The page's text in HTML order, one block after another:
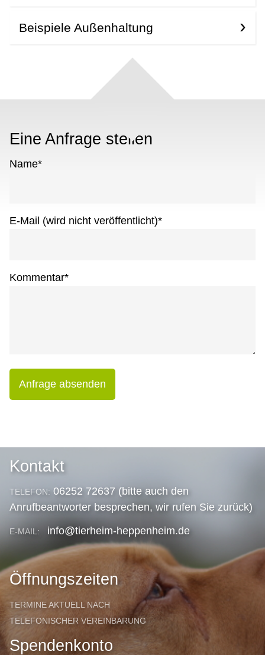
Beispiele Außenhaltung
Eine Anfrage stellen
Name*
E-Mail (wird nicht veröffentlicht)*
Kommentar*
Anfrage absenden
Kontakt
TELEFON: 06252 72637 (bitte auch den
Anrufbeantworter besprechen, wir rufen Sie zurück)
E-MAIL: info@tierheim-heppenheim.de
Öffnungszeiten
TERMINE AKTUELL NACH
TELEFONISCHER VEREINBARUNG
Spendenkonto